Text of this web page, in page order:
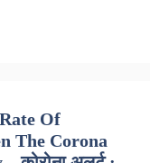
Of
The Corona